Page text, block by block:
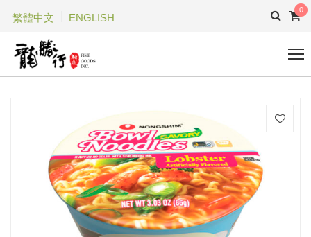
繁體中文 ENGLISH
0